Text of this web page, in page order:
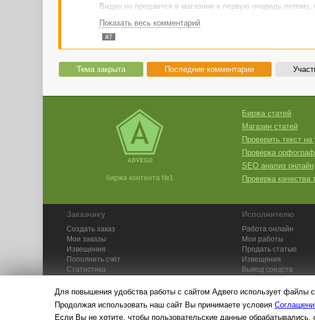
Видео не продается в магазине в первую очередь
ссылку на его скачивание и пароль для разархивации -
фото с минимальным описанием в 200 символов.
Тема закрыта.
Показать весь комментарий
#7
Тема закрыта Последние комментарии
биржа контента №1
Биржа статей
Магазин статей
Проверить текст на
Проверка
SEO анализ онлайн
Проверка качества
Заказчику
Создать заказ
Мои заказы
Извещения
Пополнить счёт
Статистика
Исполнителю
Работа онлайн
Мои работы
Продать статью
Извещения
Вывод средств
Для повышения удобства работы с сайтом Адвего использует файлы
Продолжая использовать наш сайт Вы принимаете условия
Если Вы не хотите, чтобы пользовательские данные обрабатывались,